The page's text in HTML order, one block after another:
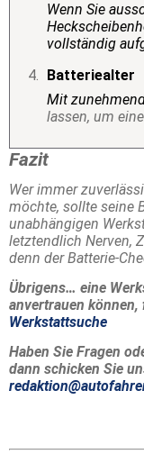
Wenn Sie
vollständig
Batteriealter
Mit
lassen, um
Fazit
Wer immer
möchte, sollte seine
unabhängigen
letztendlich Nerven,
denn der Batterie-
Übrigens… eine
anvertrauen
Werkstattsuche
Haben Sie Fragen
dann schicken Sie